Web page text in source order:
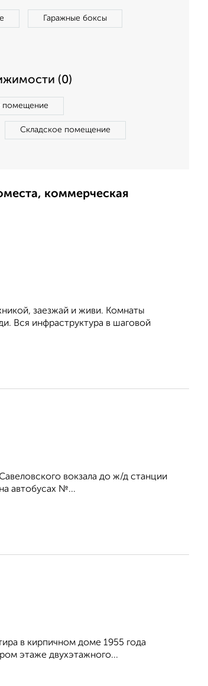
Гаражные боксы
(0)
помещение
Складское помещение
коммерческая
заезжaй и живи. Комнаты
Вся инфpаcтруктурa в шaговой
вокзала до ж/д станции
автобусах №...
в кирпичном доме 1955 года
этаже двухэтажного...